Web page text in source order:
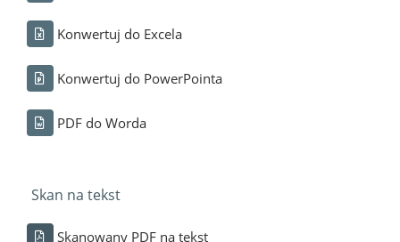
Konwertuj do Excela
Konwertuj do PowerPointa
PDF do Worda
Skan na tekst
Skanowany PDF na tekst